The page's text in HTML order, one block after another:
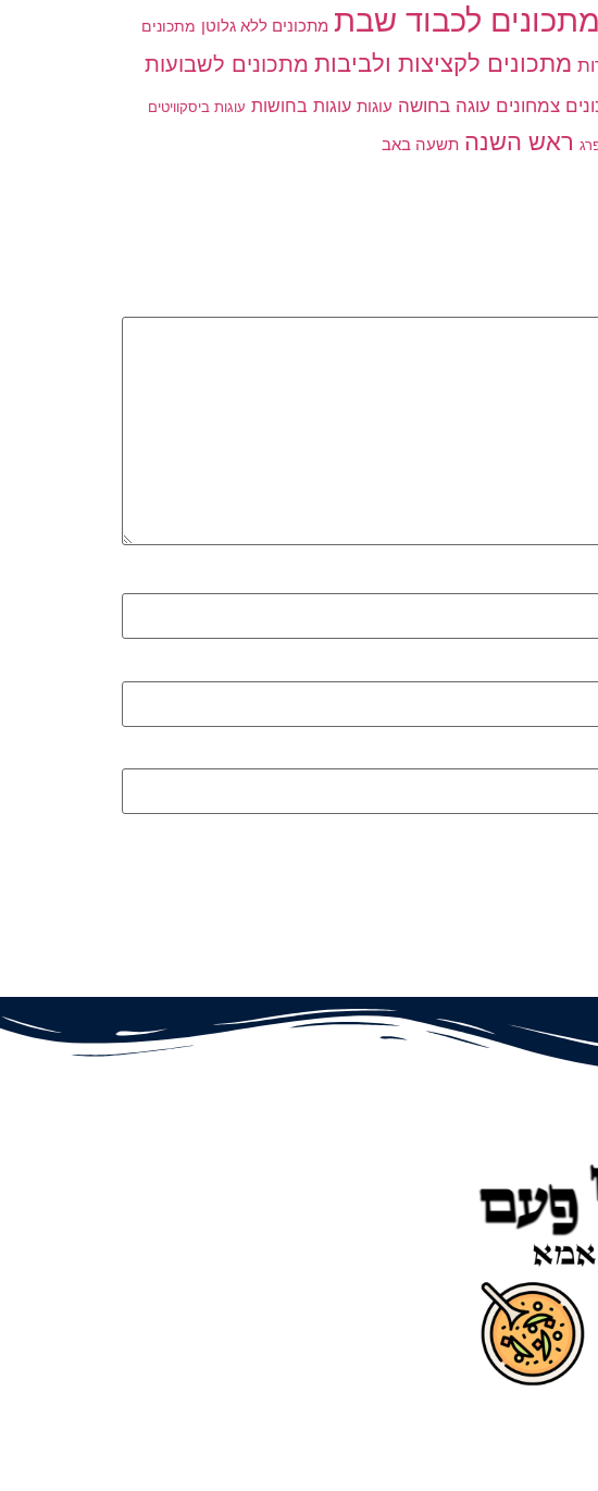
מתכונים לכבוד שבת מתכונים ללא גלוטן מתכונים
מתכונים לקציצות ולביבות מתכונים לשבועות
צמחונים עוגה בחושה עוגות עוגות בחושות עוגות ביסקוויטים
ראש השנה תשעה באב